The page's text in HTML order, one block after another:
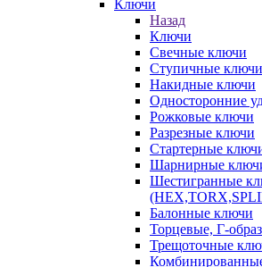
Ключи
Назад
Ключи
Свечные ключи
Ступичные ключи
Накидные ключи
Односторонние
Рожковые ключи
Разрезные ключи
Стартерные
Шарнирные
Шестигранные
Балонные ключи
Торцевые, Г-
Трещоточные